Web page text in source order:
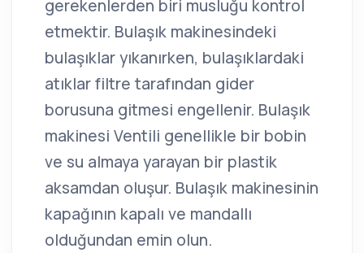
gerekenlerden biri musluğu kontrol
etmektir. Bulaşık makinesindeki
bulaşıklar yıkanırken, bulaşıklardaki
atıklar filtre tarafından gider
borusuna gitmesi engellenir. Bulaşık
makinesi Ventili genellikle bir bobin
ve su almaya yarayan bir plastik
aksamdan oluşur. Bulaşık makinesinin
kapağının kapalı ve mandallı
olduğundan emin olun.